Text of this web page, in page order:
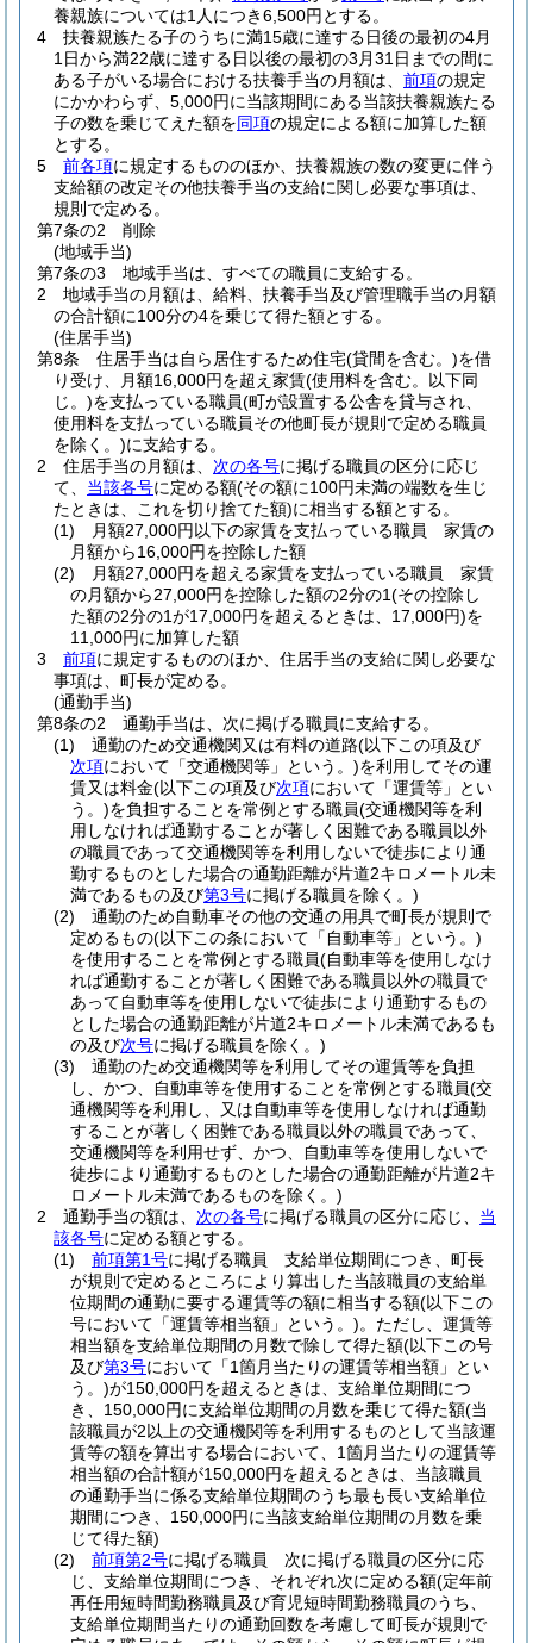
養親族については1人につき6,500円とする。
4
扶養親族たる子のうちに満15歳に達する日後の最初の4月
1日から満22歳に達する日以後の最初の3月31日までの間に
ある子がいる場合における扶養手当の月額は、 前項の規定
にかかわらず、5,000円に当該期間にある当該扶養親族たる
子の数を乗じてえた額を同項の規定による額に加算した額
とする。
5
前各項に規定するもののほか、扶養親族の数の変更に伴う
支給額の改定その他扶養手当の支給に関し必要な事項は、
規則で定める。
第7条の2
削除
(地域手当)
第7条の3
地域手当は、すべての職員に支給する。
2
地域手当の月額は、給料、扶養手当及び管理職手当の月額
の合計額に100分の4を乗じて得た額とする。
(住居手当)
第8条
住居手当は自ら居住するため住宅(貸間を含む。)を借
り受け、月額16,000円を超え家賃(使用料を含む。以下同
じ。)を支払っている職員(町が設置する公舎を貸与され、
使用料を支払っている職員その他町長が規則で定める職員
を除く。)に支給する。
2
住居手当の月額は、 次の各号に掲げる職員の区分に応じ
て、 当該各号に定める額(その額に100円未満の端数を生じ
たときは、これを切り捨てた額)に相当する額とする。
(1)
月額27,000円以下の家賃を支払っている職員 家賃の
月額から16,000円を控除した額
(2)
月額27,000円を超える家賃を支払っている職員 家賃
の月額から27,000円を控除した額の2分の1(その控除し
た額の2分の1が17,000円を超えるときは、17,000円)を
11,000円に加算した額
3
前項に規定するもののほか、住居手当の支給に関し必要な
事項は、町長が定める。
(通勤手当)
第8条の2
通勤手当は、次に掲げる職員に支給する。
(1)
通勤のため交通機関又は有料の道路(以下この項及び
次項において「交通機関等」という。)を利用してその運
賃又は料金(以下この項及び次項において「運賃等」とい
う。)を負担することを常例とする職員(交通機関等を利
用しなければ通勤することが著しく困難である職員以外
の職員であって交通機関等を利用しないで徒歩により通
勤するものとした場合の通勤距離が片道2キロメートル未
満であるもの及び第3号に掲げる職員を除く。)
(2)
通勤のため自動車その他の交通の用具で町長が規則で
定めるもの(以下この条において「自動車等」という。)
を使用することを常例とする職員(自動車等を使用しなけ
れば通勤することが著しく困難である職員以外の職員で
あって自動車等を使用しないで徒歩により通勤するもの
とした場合の通勤距離が片道2キロメートル未満であるも
の及び次号に掲げる職員を除く。)
(3)
通勤のため交通機関等を利用してその運賃等を負担
し、かつ、自動車等を使用することを常例とする職員(交
通機関等を利用し、又は自動車等を使用しなければ通勤
することが著しく困難である職員以外の職員であって、
交通機関等を利用せず、かつ、自動車等を使用しないで
徒歩により通勤するものとした場合の通勤距離が片道2キ
ロメートル未満であるものを除く。)
2
通勤手当の額は、 次の各号に掲げる職員の区分に応じ、 当
該各号に定める額とする。
(1)
前項第1号に掲げる職員 支給単位期間につき、町長
が規則で定めるところにより算出した当該職員の支給単
位期間の通勤に要する運賃等の額に相当する額(以下この
号において「運賃等相当額」という。)。 ただし、運賃等
相当額を支給単位期間の月数で除して得た額(以下この号
及び第3号において「1箇月当たりの運賃等相当額」とい
う。)が150,000円を超えるときは、支給単位期間につ
き、150,000円に支給単位期間の月数を乗じて得た額(当
該職員が2以上の交通機関等を利用するものとして当該運
賃等の額を算出する場合において、1箇月当たりの運賃等
相当額の合計額が150,000円を超えるときは、当該職員
の通勤手当に係る支給単位期間のうち最も長い支給単位
期間につき、150,000円に当該支給単位期間の月数を乗
じて得た額)
(2)
前項第2号に掲げる職員 次に掲げる職員の区分に応
じ、支給単位期間につき、それぞれ次に定める額(定年前
再任用短時間勤務職員及び育児短時間勤務職員のうち、
支給単位期間当たりの通勤回数を考慮して町長が規則で